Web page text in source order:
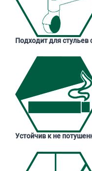
Подходит для
Устойчив к не